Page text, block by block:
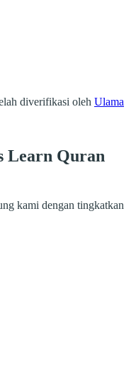
diverifikasi oleh Ulama
Learn Quran
kami dengan tingkatkan